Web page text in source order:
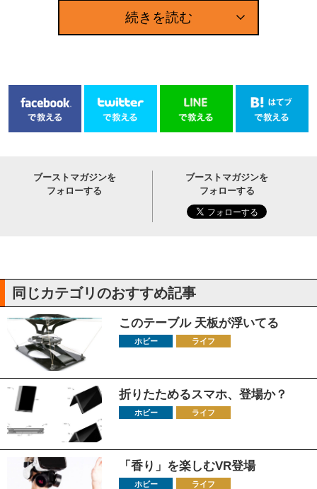
続きを読む
ブーストマガジンを
フォローする
ブーストマガジンを
フォローする
同じカテゴリのおすすめ記事
このテーブル 天板が浮いてる
ホビー ライフ
折りたためるスマホ、登場か？
ホビー ライフ
「香り」を楽しむVR登場
ホビー ライフ